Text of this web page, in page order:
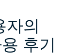
자의
후기